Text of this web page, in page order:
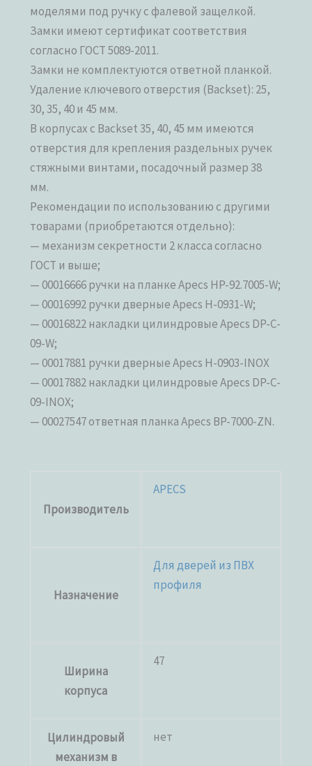
моделями под ручку с фалевой защелкой.
Замки имеют сертификат соответствия
согласно ГОСТ 5089-2011.
Замки не комплектуются ответной планкой.
Удаление ключевого отверстия (Backset): 25,
30, 35, 40 и 45 мм.
В корпусах с Backset 35, 40, 45 мм имеются
отверстия для крепления раздельных ручек
стяжными винтами, посадочный размер 38
мм.
Рекомендации по использованию с другими
товарами (приобретаются отдельно):
— механизм секретности 2 класса согласно
ГОСТ и выше;
— 00016666 ручки на планке Apecs HP-92.7005-W;
— 00016992 ручки дверные Apecs H-0931-W;
— 00016822 накладки цилиндровые Apecs DP-C-
09-W;
— 00017881 ручки дверные Apecs H-0903-INOX
— 00017882 накладки цилиндровые Apecs DP-C-
09-INOX;
— 00027547 ответная планка Apecs BP-7000-ZN.
Производитель
APECS
Назначение
Для дверей из ПВХ
профиля
Ширина
корпуса
47
Цилиндровый
механизм в
нет